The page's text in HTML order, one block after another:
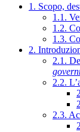
1. Scopo,
1.1.
1.2.
1.3.
2.
2.1.
2.2.
2.3.